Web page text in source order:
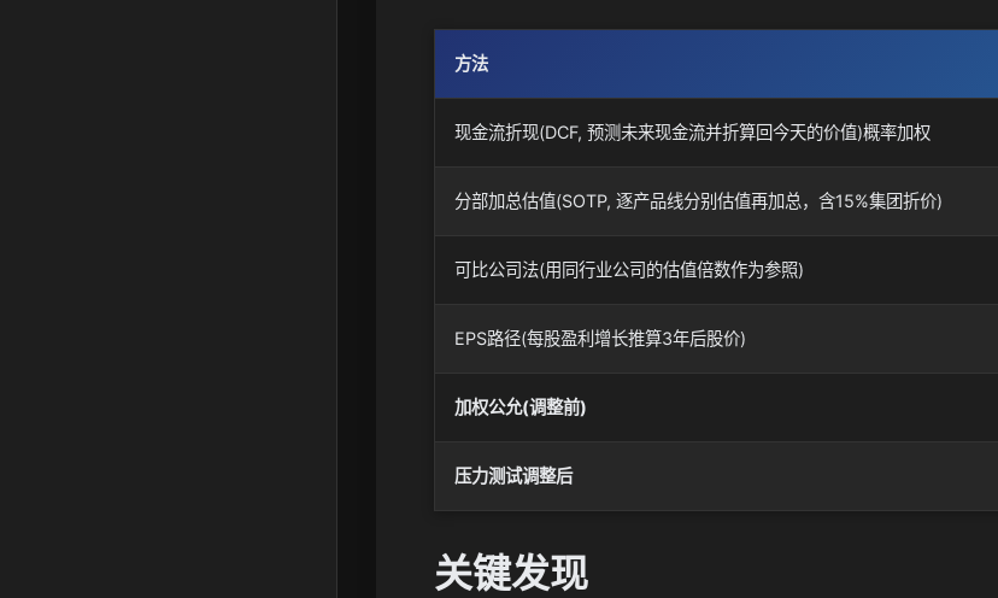
方法
现金流折现(DCF, 预测未来现金流并折算回今天的价值)概率加权
分部加总估值(SOTP, 逐产品线分别估值再加总，含15%集团折价)
可比公司法(用同行业公司的估值倍数作为参照)
EPS路径(每股盈利增长推算3年后股价)
加权公允(调整前)
压力测试调整后
关键发现